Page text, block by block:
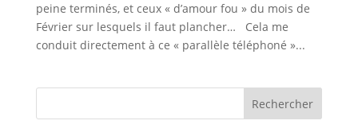
peine terminés, et ceux « d’amour fou » du mois de
Février sur lesquels il faut plancher… Cela me
conduit directement à ce « parallèle téléphoné »...